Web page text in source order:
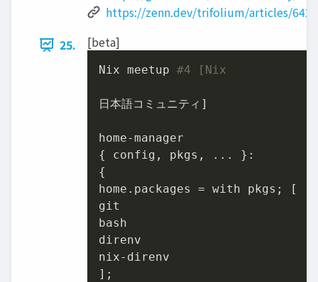
https://zenn.dev/trifolium/articles/
25.
[beta]
Nix meetup #4 [Nix
日本語コミュニティ]
home-manager
{ config, pkgs, ... }:
{
home.packages = with pkgs; [
git
bash
direnv
nix-direnv
];